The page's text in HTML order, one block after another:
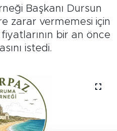
Başkanı Dursun
zarar vermemesi için
bir an önce
istedi.